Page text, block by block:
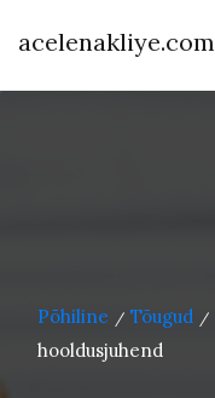
acelenakliye.com
Põhiline / Tõugud /
hooldusjuhend